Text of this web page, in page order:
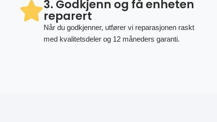
3. Godkjenn og få enheten
reparert
Når du godkjenner, utfører vi reparasjonen raskt
med kvalitetsdeler og 12 måneders garanti.